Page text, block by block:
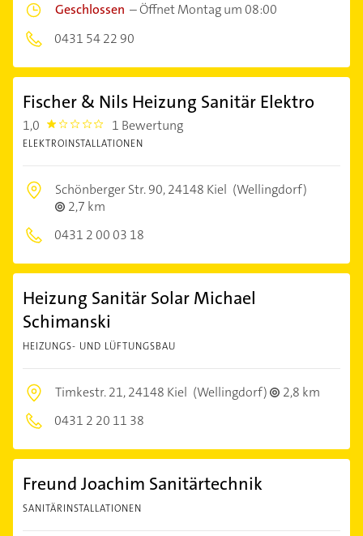
Geschlossen –Öffnet Montag um 08:00
0431 54 22 90
Fischer & Nils Heizung Sanitär Elektro
1,0 1.0 1 Bewertung
ELEKTROINSTALLATIONEN
Schönberger Str. 90,24148 Kiel (Wellingdorf)
2,7 km
0431 2 00 03 18
Heizung Sanitär Solar Michael
Schimanski
HEIZUNGS- UND LÜFTUNGSBAU
Timkestr. 21,24148 Kiel (Wellingdorf)
2,8 km
0431 2 20 11 38
Freund Joachim Sanitärtechnik
SANITÄRINSTALLATIONEN